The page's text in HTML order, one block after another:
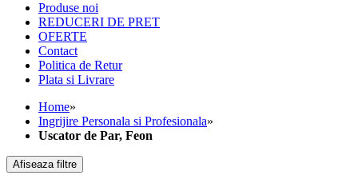
Produse noi
REDUCERI DE PRET
OFERTE
Contact
Politica de Retur
Plata si Livrare
Home»
Ingrijire Personala si Profesionala»
Uscator de Par, Feon
Afiseaza filtre